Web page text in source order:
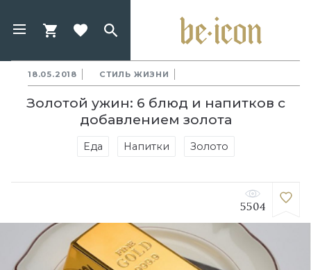
18.05.2018 СТИЛЬ ЖИЗНИ
Золотой ужин: 6 блюд и напитков с
добавлением золота
Еда Напитки Золото
5504